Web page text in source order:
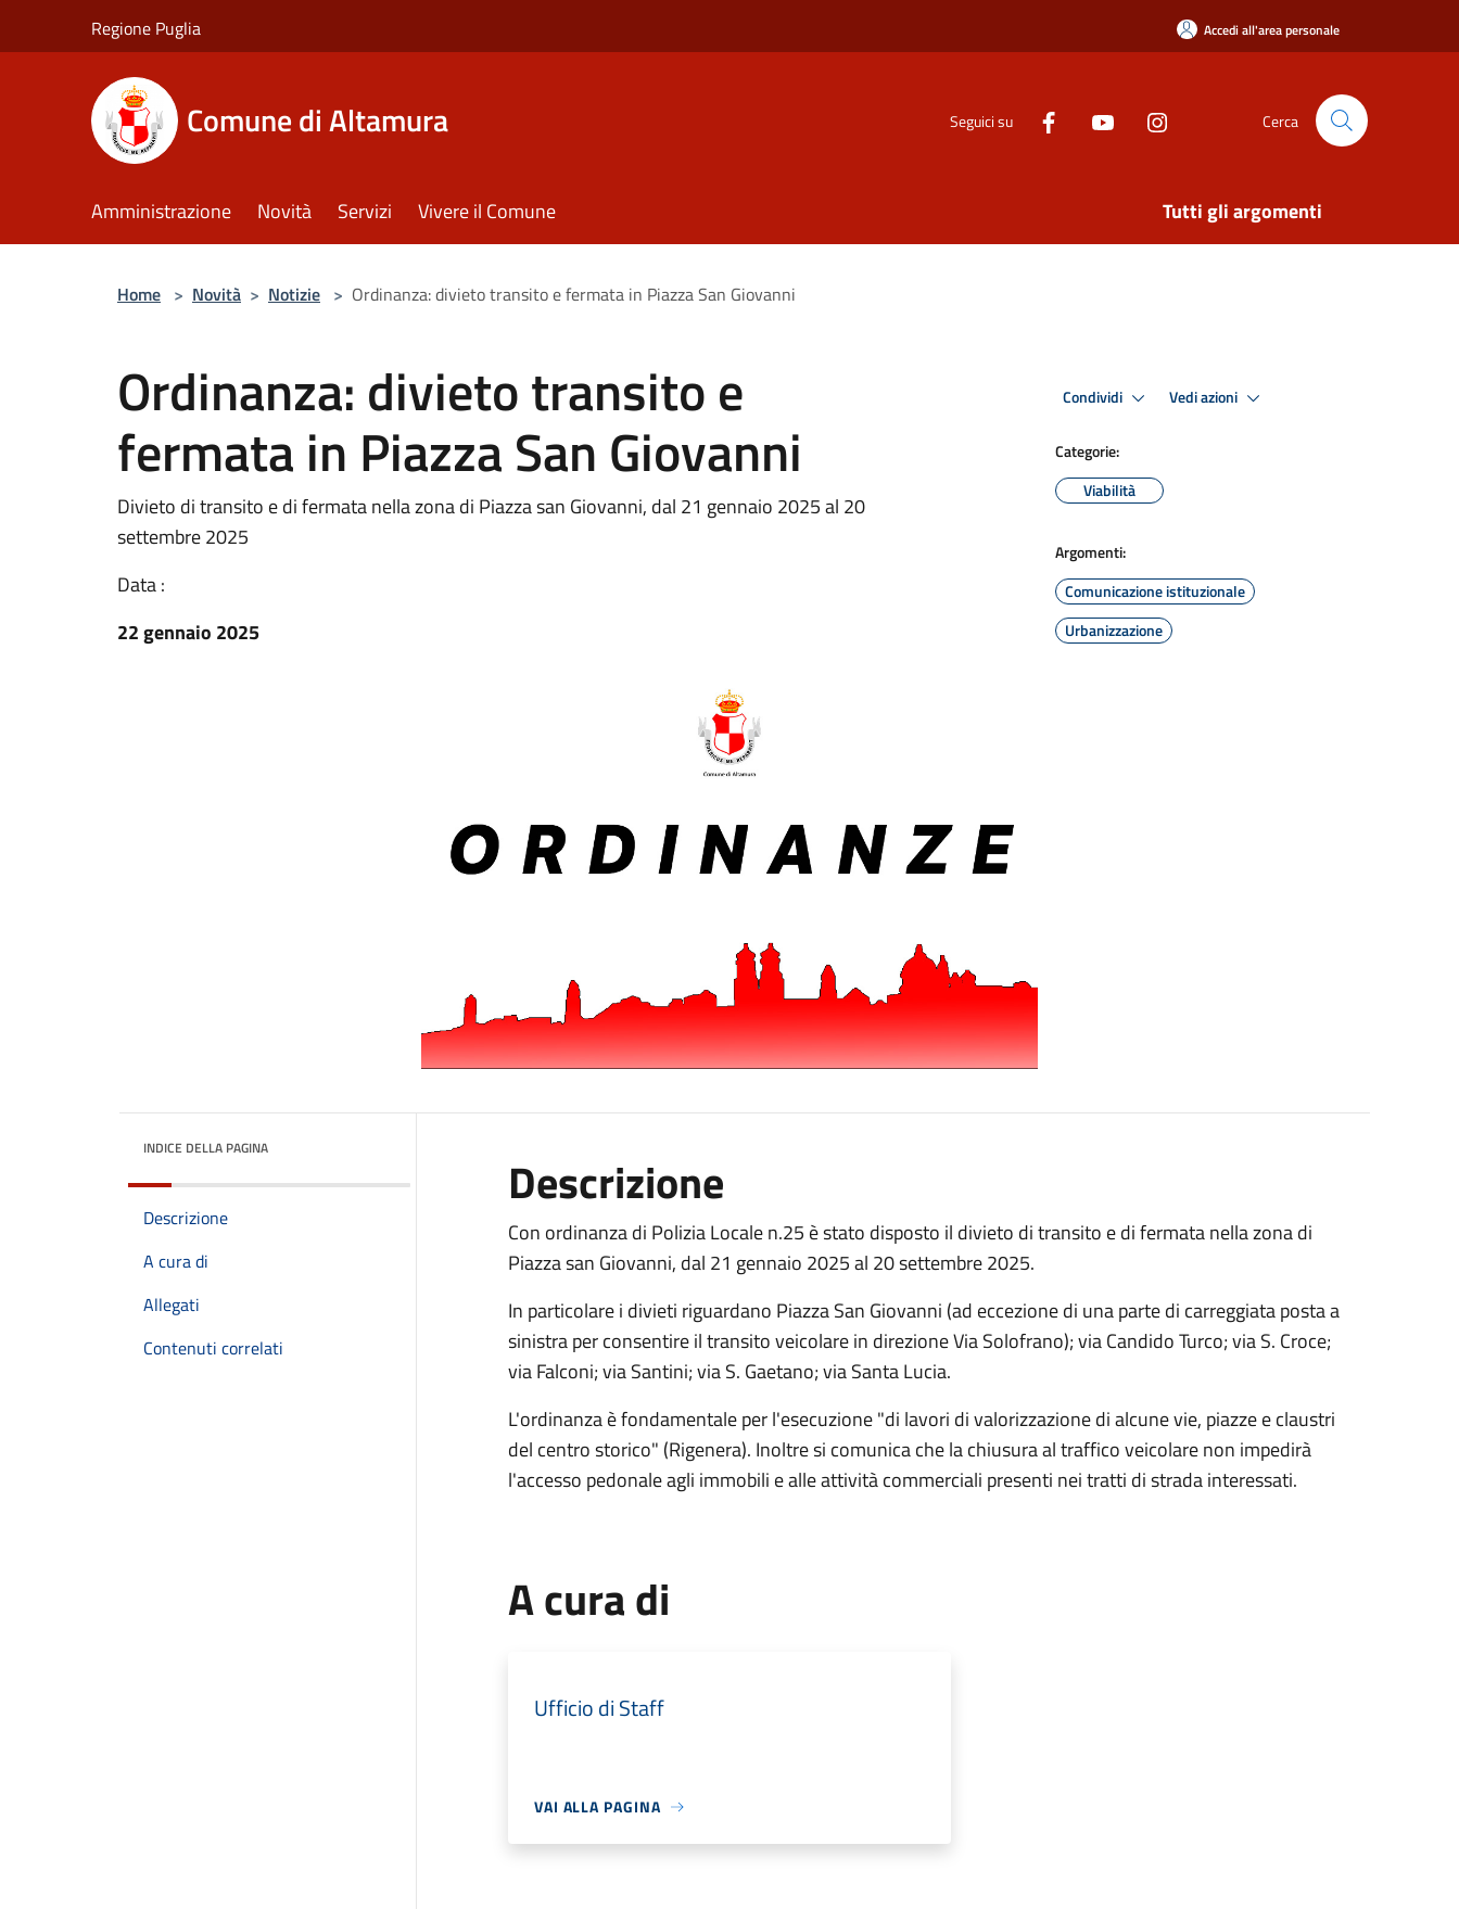
Regione Puglia Accedi all'area personale
Comune di Altamura Seguici su Cerca
Amministrazione Novità Servizi Vivere il Comune Tutti gli argomenti
Home > Novità > Notizie > Ordinanza: divieto transito e fermata in Piazza San Giovanni
Ordinanza: divieto transito e
fermata in Piazza San Giovanni
Divieto di transito e di fermata nella zona di Piazza san Giovanni, dal 21 gennaio 2025 al 20
settembre 2025
Data :
22 gennaio 2025
Condividi Vedi azioni
Categorie:
Viabilità
Argomenti:
Comunicazione istituzionale
Urbanizzazione
INDICE DELLA PAGINA
Descrizione
A cura di
Allegati
Contenuti correlati
Descrizione
Con ordinanza di Polizia Locale n.25 è stato disposto il divieto di transito e di fermata nella zona di
Piazza san Giovanni, dal 21 gennaio 2025 al 20 settembre 2025.
In particolare i divieti riguardano Piazza San Giovanni (ad eccezione di una parte di carreggiata posta a
sinistra per consentire il transito veicolare in direzione Via Solofrano); via Candido Turco; via S. Croce;
via Falconi; via Santini; via S. Gaetano; via Santa Lucia.
L'ordinanza è fondamentale per l'esecuzione "di lavori di valorizzazione di alcune vie, piazze e claustri
del centro storico" (Rigenera). Inoltre si comunica che la chiusura al traffico veicolare non impedirà
l'accesso pedonale agli immobili e alle attività commerciali presenti nei tratti di strada interessati.
A cura di
Ufficio di Staff
VAI ALLA PAGINA